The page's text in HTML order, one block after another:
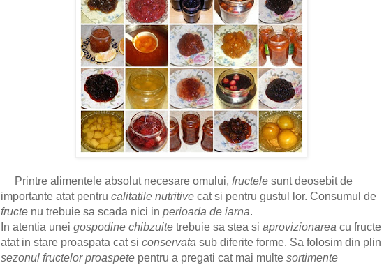
Printre alimentele absolut necesare omului, fructele sunt deosebit de
importante atat pentru calitatile nutritive cat si pentru gustul lor. Consumul de
fructe nu trebuie sa scada nici in perioada de iarna.
In atentia unei gospodine chibzuite trebuie sa stea si aprovizionarea cu fructe
atat in stare proaspata cat si conservata sub diferite forme. Sa folosim din plin
sezonul fructelor proaspete pentru a pregati cat mai multe sortimente